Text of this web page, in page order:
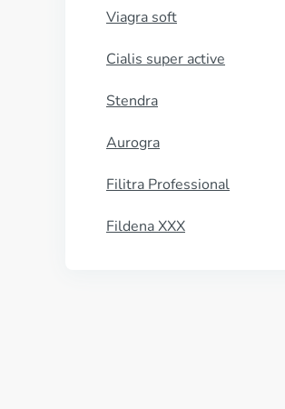
Viagra soft
Cialis super active
Stendra
Aurogra
Filitra Professional
Fildena XXX